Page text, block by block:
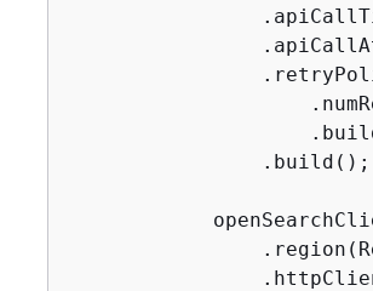
                .build();